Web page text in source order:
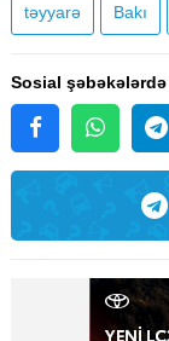
təyyarə Bakı
Sosial şəbəkələrdə